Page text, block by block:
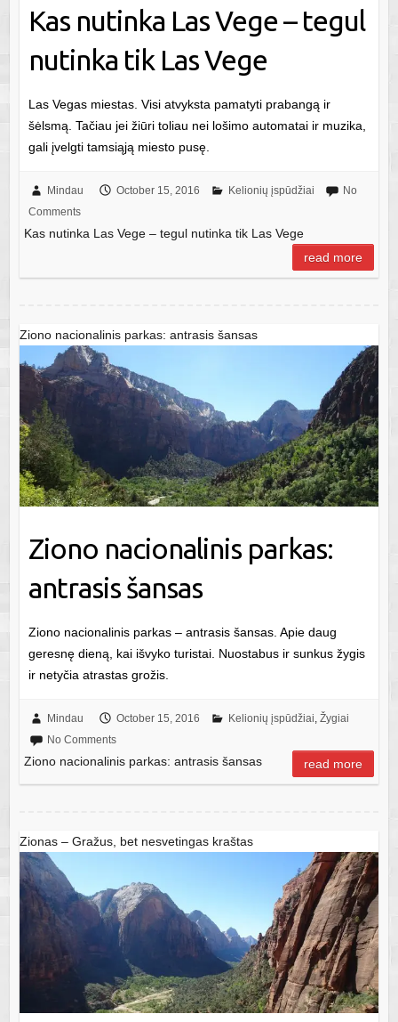
Kas nutinka Las Vege – tegul
nutinka tik Las Vege
Las Vegas miestas. Visi atvyksta pamatyti prabangą ir
šėlsmą. Tačiau jei žiūri toliau nei lošimo automatai ir muzika,
gali įvelgti tamsiąją miesto pusę.
Mindau October 15, 2016 Kelionių įspūdžiai
No
Comments
Kas nutinka Las Vege – tegul nutinka tik Las Vege
read more
Ziono nacionalinis parkas: antrasis šansas
Ziono nacionalinis parkas:
antrasis šansas
Ziono nacionalinis parkas – antrasis šansas. Apie daug
geresnę dieną, kai išvyko turistai. Nuostabus ir sunkus žygis
ir netyčia atrastas grožis.
Mindau October 15, 2016 Kelionių įspūdžiai, Žygiai
No Comments
Ziono nacionalinis parkas: antrasis šansas read more
Zionas – Gražus, bet nesvetingas kraštas